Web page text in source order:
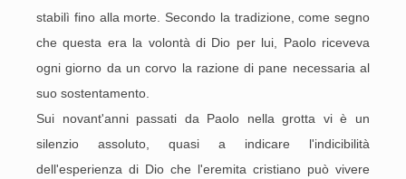
stabilì fino alla morte. Secondo la tradizione, come segno
che questa era la volontà di Dio per lui, Paolo riceveva
ogni giorno da un corvo la razione di pane necessaria al
suo sostentamento.
Sui novant'anni passati da Paolo nella grotta vi è un
silenzio assoluto, quasi a indicare l'indicibilità
dell'esperienza di Dio che l'eremita cristiano può vivere